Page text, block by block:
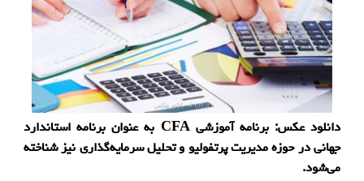
دانلود عكس: برنامه آموزشی CFA به عنوان برنامه استاندارد
جهانی در حوزه مدیریت پرتفولیو و تحلیل سرمایه‌گذاری نیز شناخته
می‌شود.